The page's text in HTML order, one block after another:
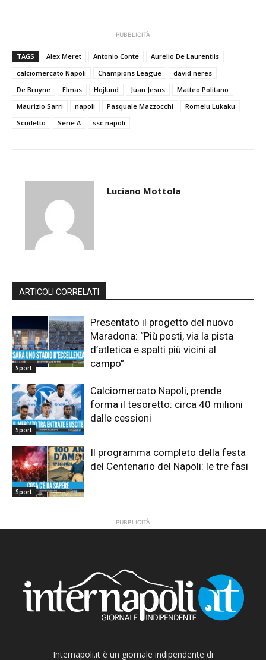
PUBBLICITÀ
TAGS Alex Meret Antonio Conte
Aurelio De Laurentiis
calciomercato Napoli
Champions League
david neres
De Bruyne
Elmas Hojlund Juan Jesus
Matteo Politano
Maurizio Sarri
napoli Pasquale Mazzocchi
Romelu Lukaku
Scudetto
Serie A ssc napoli
Luciano Mottola
ARTICOLI CORRELATI
Sport
Presentato il progetto del nuovo
Maradona: “Più posti, via la pista
d’atletica e spalti più vicini al
campo”
Sport
Calciomercato Napoli, prende
forma il tesoretto: circa 40 milioni
dalle cessioni
Sport
Il programma completo della festa
del Centenario del Napoli: le tre fasi
PUBBLICITÀ
Internapoli.it è un giornale indipendente di